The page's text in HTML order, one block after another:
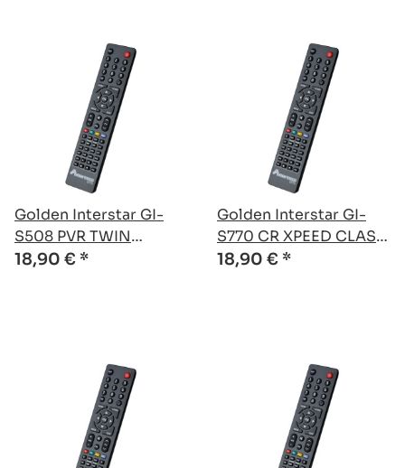
Golden Interstar GI-
S508 PVR TWIN
kompatible Ersatz
18,90 € *
Golden Interstar GI-
S770 CR XPEED CLASS
kompatible Ersatz
18,90 € *